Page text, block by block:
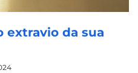
extravio da sua